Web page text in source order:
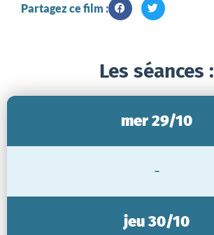
Partagez ce film :
Les séances :
mer 29/10
-
jeu 30/10